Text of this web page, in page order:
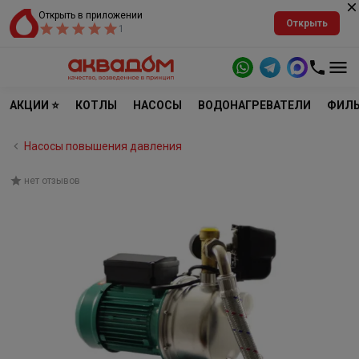
Открыть в приложении
1
Открыть
АКЦИИ ⭐ КОТЛЫ НАСОСЫ ВОДОНАГРЕВАТЕЛИ
Насосы повышения давления
нет отзывов